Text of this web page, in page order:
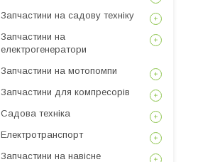
Запчастини на садову техніку
Запчастини на
електрогенератори
Запчастини на мотопомпи
Запчастини для компресорів
Садова техніка
Електротранспорт
Запчастини на навісне